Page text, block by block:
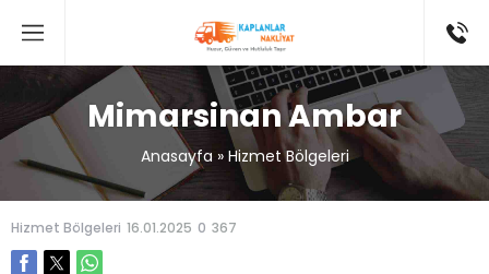
Mimarsinan Ambar
Anasayfa » Hizmet Bölgeleri
Hizmet Bölgeleri 16.01.2025 0 367